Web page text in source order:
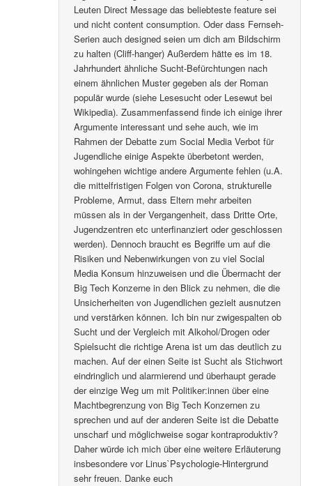
Leuten Direct Message das beliebteste feature sei
und nicht content consumption. Oder dass Fernseh-
Serien auch designed seien um dich am Bildschirm
zu halten (Cliff-hanger) Außerdem hätte es im 18.
Jahrhundert ähnliche Sucht-Befürchtungen nach
einem ähnlichen Muster gegeben als der Roman
populär wurde (siehe Lesesucht oder Lesewut bei
Wikipedia). Zusammenfassend finde ich einige ihrer
Argumente interessant und sehe auch, wie im
Rahmen der Debatte zum Social Media Verbot für
Jugendliche einige Aspekte überbetont werden,
wohingehen wichtige andere Argumente fehlen (u.A.
die mittelfristigen Folgen von Corona, strukturelle
Probleme, Armut, dass Eltern mehr arbeiten
müssen als in der Vergangenheit, dass Dritte Orte,
Jugendzentren etc unterfinanziert oder geschlossen
werden). Dennoch braucht es Begriffe um auf die
Risiken und Nebenwirkungen von zu viel Social
Media Konsum hinzuweisen und die Übermacht der
Big Tech Konzerne in den Blick zu nehmen, die die
Unsicherheiten von Jugendlichen gezielt ausnutzen
und verstärken können. Ich bin nur zwigespalten ob
Sucht und der Vergleich mit Alkohol/Drogen oder
Spielsucht die richtige Arena ist um das deutlich zu
machen. Auf der einen Seite ist Sucht als Stichwort
eindringlich und alarmierend und überhaupt gerade
der einzige Weg um mit Politiker:innen über eine
Machtbegrenzung von Big Tech Konzernen zu
sprechen und auf der anderen Seite ist die Debatte
unscharf und möglichweise sogar kontraproduktiv?
Daher würde ich mich über eine weitere Erläuterung
insbesondere vor Linus`Psychologie-Hintergrund
sehr freuen. Danke euch